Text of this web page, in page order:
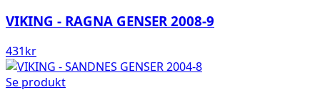
VIKING - RAGNA GENSER 2008-9
431kr
Se produkt